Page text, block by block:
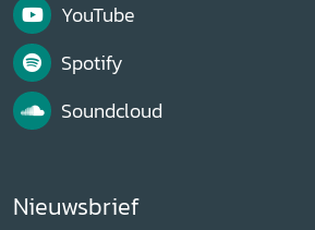
YouTube
Spotify
Soundcloud
Nieuwsbrief